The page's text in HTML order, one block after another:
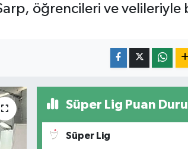
öğrencileri ve velileriyle
Süper Lig Puan
Süper Lig